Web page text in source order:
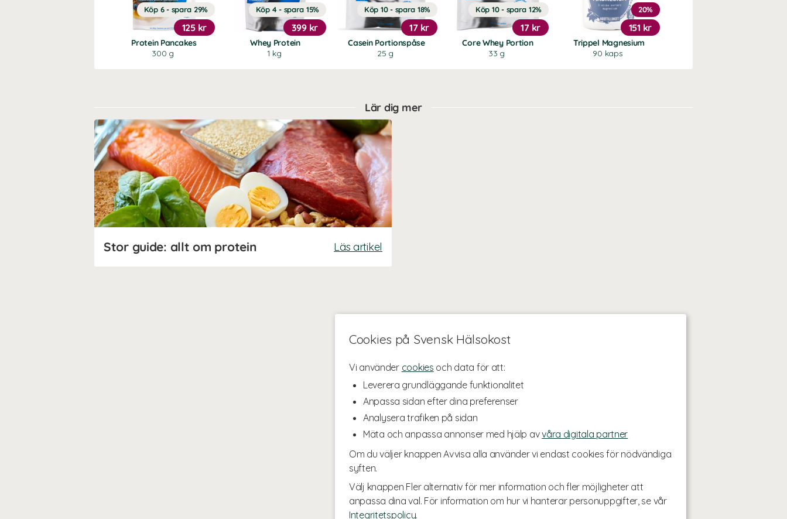
Cookies på Svensk Hälsokost
Vi använder cookies och data för att:
Leverera grundläggande funktionalitet
Anpassa sidan efter dina preferenser
Analysera trafiken på sidan
Mäta och anpassa annonser med hjälp avvåra digitala partner
Om du väljer knappen Avvisa alla använder vi endast cookies för nödvändiga
syften.
Välj knappen Fler alternativ för mer information och fler möjligheter att
anpassa dina val. För information om hur vi hanterar personuppgifter, se vår
Integritetspolicy.
Protein Pancakes
300 g
Köp 6 - spara 29%
125 kr
Whey Protein
1 kg
Köp 4 - spara 15%
399 kr
Casein Portionspåse
25 g
Köp 10 - spara 18%
17 kr
Core Whey Portion
33 g
Köp 10 - spara 12%
17 kr
Trippel Magnesium
90 kaps
20%
151 kr
Lär dig mer
Stor guide: allt om protein Läs artikel